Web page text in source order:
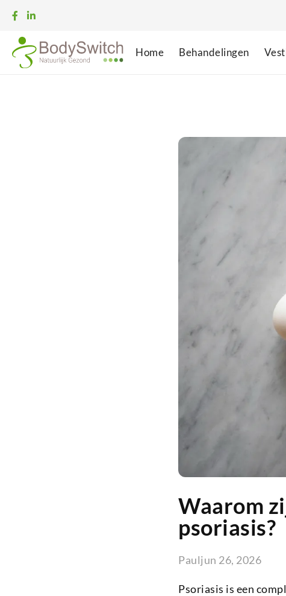
Home Behandelingen
Waarom
psoriasis?
Pauljun 26, 2026
Psoriasis is een